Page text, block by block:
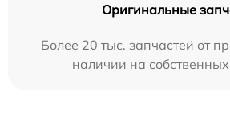
Оригинальные
Более 20 тыс. запчастей от
наличии на